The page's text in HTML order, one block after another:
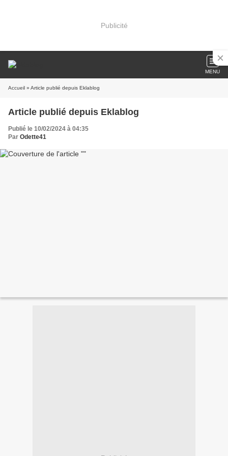
Publicité
MENU
Accueil » Article publié depuis Eklablog
Article publié depuis Eklablog
Publié le 10/02/2024 à 04:35
Par Odette41